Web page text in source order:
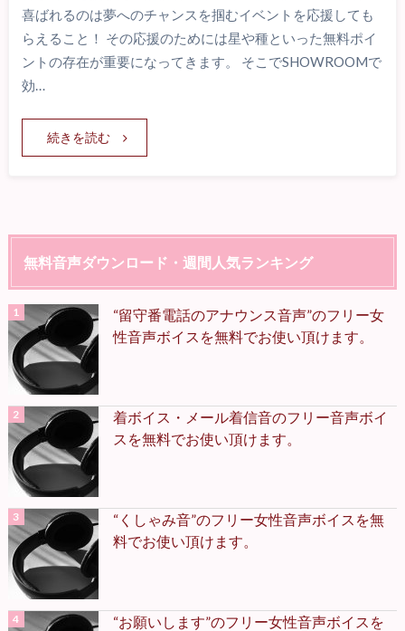
喜ばれるのは夢へのチャンスを掴むイベントを応援しても
らえること！ その応援のためには星や種といった無料ポイ
ントの存在が重要になってきます。 そこでSHOWROOMで
効…
続きを読む
無料音声ダウンロード・週間人気ランキング
“留守番電話のアナウンス音声”のフリー女
性音声ボイスを無料でお使い頂けます。
着ボイス・メール着信音のフリー音声ボイ
スを無料でお使い頂けます。
“くしゃみ音”のフリー女性音声ボイスを無
料でお使い頂けます。
“お願いします”のフリー女性音声ボイスを